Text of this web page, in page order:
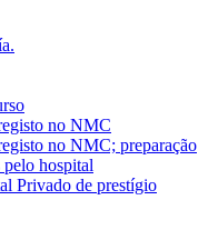
no NMC
no NMC; preparação
hospital
Privado de prestígio